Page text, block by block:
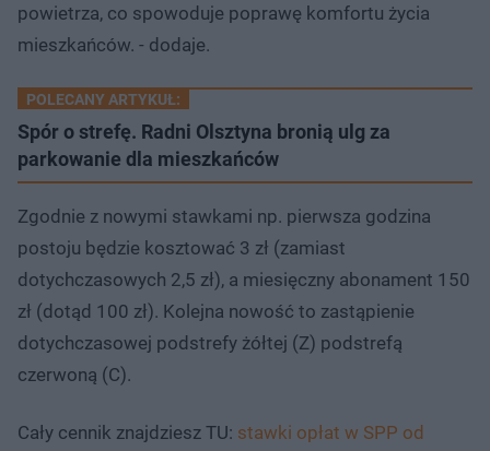
powietrza, co spowoduje poprawę komfortu życia
mieszkańców. - dodaje.
POLECANY ARTYKUŁ:
Spór o strefę. Radni Olsztyna bronią ulg za
parkowanie dla mieszkańców
Zgodnie z nowymi stawkami np. pierwsza godzina
postoju będzie kosztować 3 zł (zamiast
dotychczasowych 2,5 zł), a miesięczny abonament 150
zł (dotąd 100 zł). Kolejna nowość to zastąpienie
dotychczasowej podstrefy żółtej (Z) podstrefą
czerwoną (C).
Cały cennik znajdziesz TU: stawki opłat w SPP od